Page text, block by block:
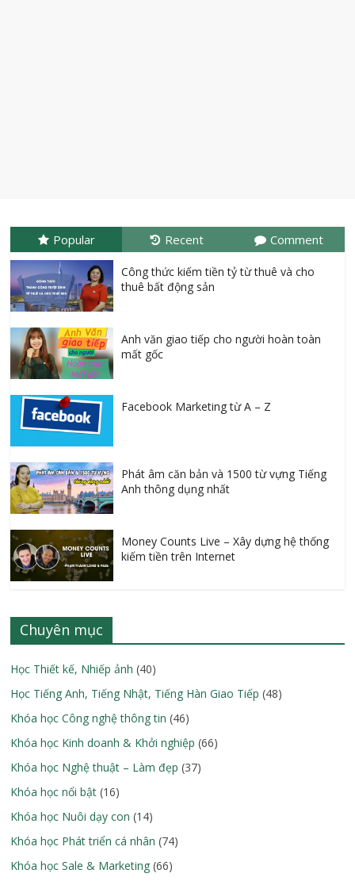
Popular Recent Comment
Công thức kiếm tiền tỷ từ thuê và cho
thuê bất động sản
Anh văn giao tiếp cho người hoàn toàn
mất gốc
Facebook Marketing từ A – Z
Phát âm căn bản và 1500 từ vựng Tiếng
Anh thông dụng nhất
Money Counts Live – Xây dựng hệ thống
kiếm tiền trên Internet
Chuyên mục
Học Thiết kế, Nhiếp ảnh (40)
Học Tiếng Anh, Tiếng Nhật, Tiếng Hàn Giao Tiếp (48)
Khóa học Công nghệ thông tin (46)
Khóa học Kinh doanh & Khởi nghiệp (66)
Khóa học Nghệ thuật – Làm đẹp (37)
Khóa học nổi bật (16)
Khóa học Nuôi dạy con (14)
Khóa học Phát triển cá nhân (74)
Khóa học Sale & Marketing (66)